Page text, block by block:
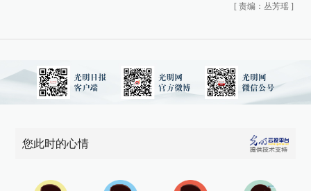
[ 责编：丛芳瑶 ]
您此时的心情